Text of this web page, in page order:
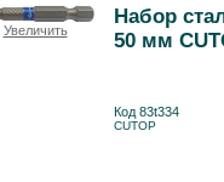
Увеличить
Набор
50 мм
Код 83t334
CUTOP